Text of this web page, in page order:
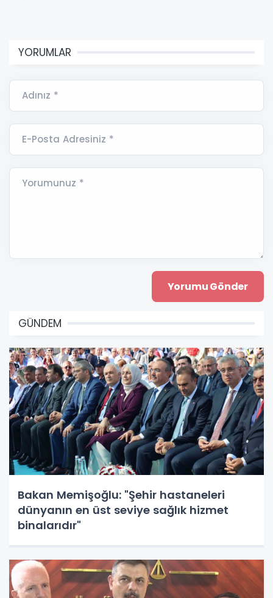
YORUMLAR
Adınız *
E-Posta Adresiniz *
Yorumunuz *
GÜNDEM
Bakan Memişoğlu: "Şehir hastaneleri
dünyanın en üst seviye sağlık hizmet
binalarıdır"